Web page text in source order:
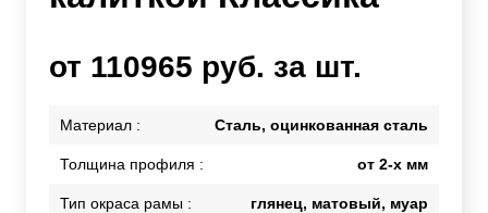
от 110965 руб. за шт.
Материал : Сталь, оцинкованная сталь
Толщина профиля : от 2-х мм
Тип окраса рамы : глянец, матовый, муар